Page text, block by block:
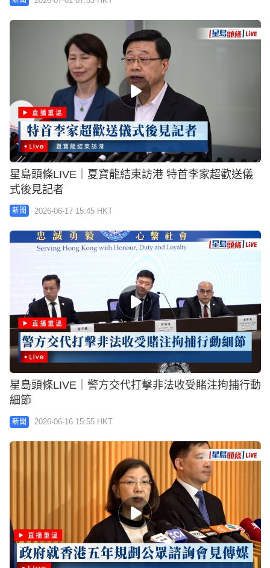
星島頭條LIVE｜夏寶龍結束訪港 特首李家超歡送儀
式後見記者
新聞 2026-06-17 15:45 HKT
星島頭條LIVE｜警方交代打擊非法收受賭注拘捕行動
細節
新聞 2026-06-16 15:55 HKT